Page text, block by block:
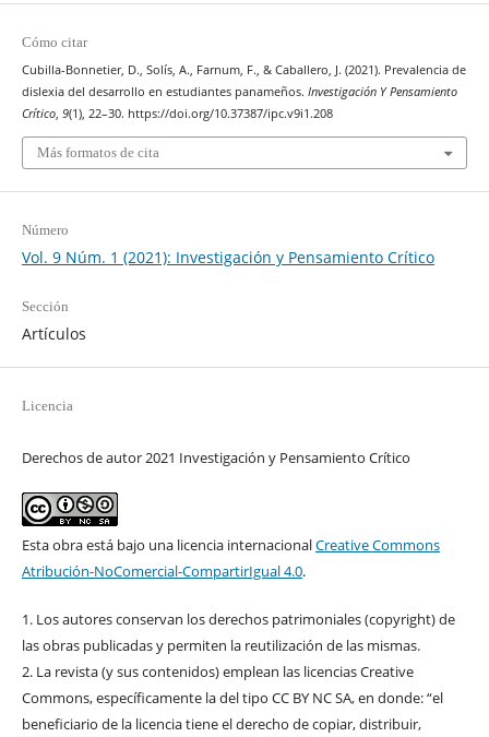
Cómo citar
Cubilla-Bonnetier, D., Solís, A., Farnum, F., & Caballero, J. (2021). Prevalencia de
dislexia del desarrollo en estudiantes panameños. Investigación Y Pensamiento
Crítico, 9(1), 22–30. https://doi.org/10.37387/ipc.v9i1.208
Más formatos de cita
Número
Vol. 9 Núm. 1 (2021): Investigación y Pensamiento Crítico
Sección
Artículos
Licencia
Derechos de autor 2021 Investigación y Pensamiento Crítico
Esta obra está bajo una licencia internacionalCreative Commons
Atribución-NoComercial-CompartirIgual 4.0.
1. Los autores conservan los derechos patrimoniales (copyright) de
las obras publicadas y permiten la reutilización de las mismas.
2. La revista (y sus contenidos) emplean las licencias Creative
Commons, específicamente la del tipo CC BY NC SA, en donde: “el
beneficiario de la licencia tiene el derecho de copiar, distribuir,